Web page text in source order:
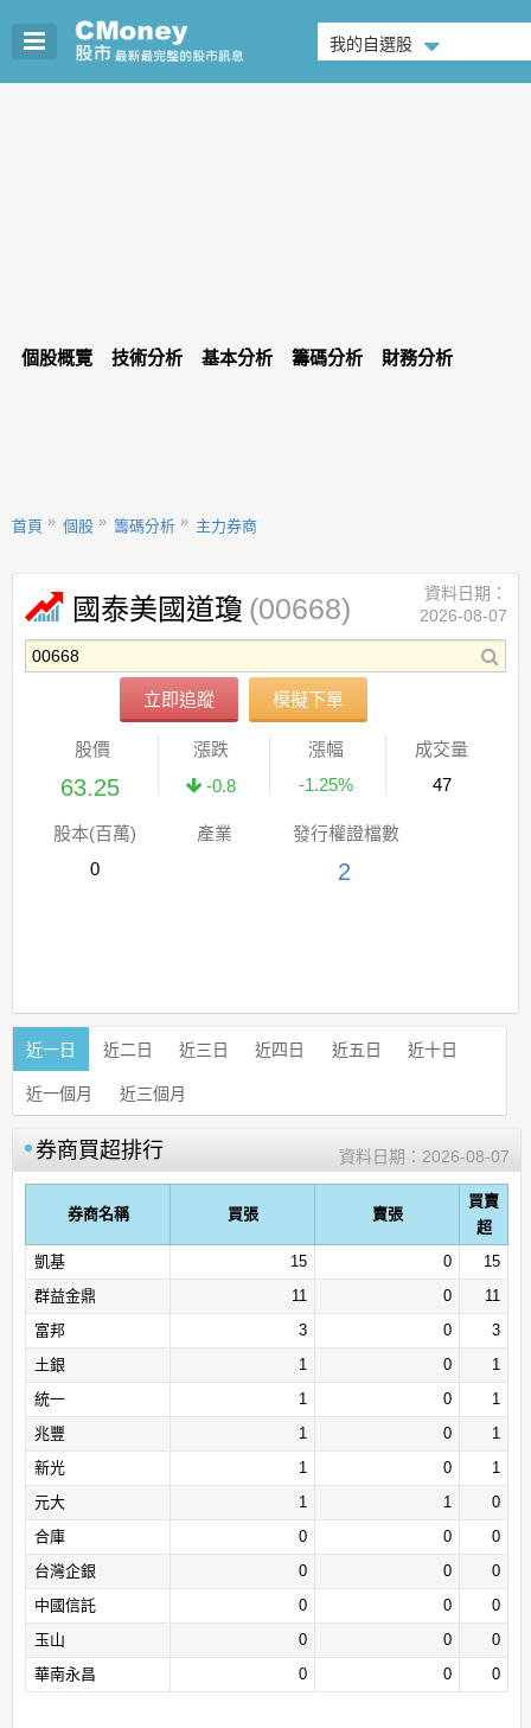
我的自選股
個股概覽 技術分析 基本分析 籌碼分析 財務分析
首頁 個股 籌碼分析 主力券商
國泰美國道瓊 (00668)
立即追蹤 模擬下單
資料日期：
2026-08-07
股價
63.25
漲跌
-0.8
漲幅
-1.25%
成交量
47
股本(百萬)
0
產業 發行權證檔數
2
近一日 近二日 近三日 近四日 近五日 近十日
近一個月 近三個月
券商買超排行 資料日期： 2026-08-07
券商名稱 買張 賣張
買賣
超
凱基
15 0
15
群益金鼎
11 0
11
富邦
3 0
3
土銀
1 0
1
統一
1 0
1
兆豐
1 0
1
新光
1 0
1
元大
1 1
0
合庫
0 0
0
台灣企銀
0 0
0
中國信託
0 0
0
玉山
0 0
0
華南永昌
0 0 0